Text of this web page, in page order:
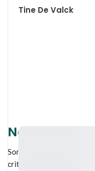
No Records
Sorry, no records were
criteria and try again.
Tine De Valck